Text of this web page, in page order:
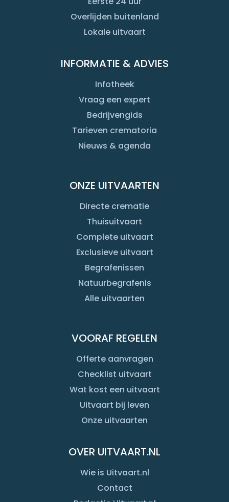
Overlijden buitenland
Lokale uitvaart
INFORMATIE & ADVIES
Infotheek
Vraag een expert
Bedrijvengids
Tarieven crematoria
Nieuws & agenda
VOORAF REGELEN
Offerte aanvragen
Checklist uitvaart
Wat kost een uitvaart
Uitvaart bij leven
Onze uitvaarten
OVER UITVAART.NL
Wie is Uitvaart.nl
Contact
ONZE UITVAARTEN
Directe crematie
Thuisuitvaart
Complete uitvaart
Exclusieve uitvaart
Begrafenissen
Natuurbegrafenis
Alle uitvaarten